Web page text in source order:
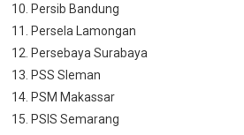
Persib Bandung
Persela Lamongan
Persebaya Surabaya
PSS Sleman
PSM Makassar
PSIS Semarang